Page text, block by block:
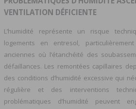
VENTILATION DÉFICIENTE
L’humidité représente un risque
logements en entresol,
anciennes où l’étanchéité des
défaillances. Les remontées capillaires
des conditions d’humidité excessive qui
régulière et des interventions
problématiques d’humidité peuvent